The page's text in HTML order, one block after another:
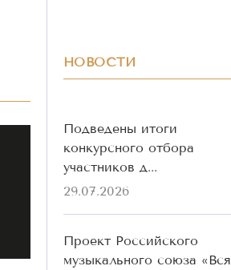
НОВОСТИ
Подведены итоги
конкурсного отбора
участников д...
29.07.2026
Проект Российского
музыкального союза «Вся